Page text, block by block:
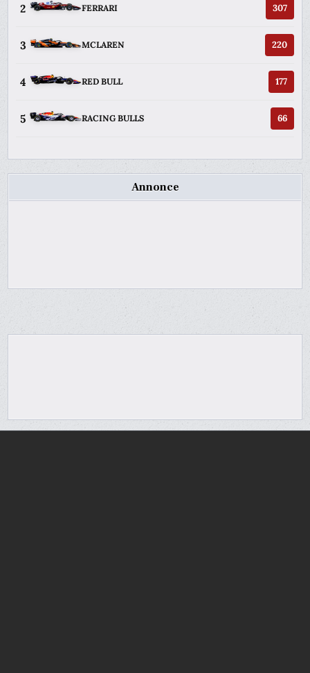
2 FERRARI 307
3 MCLAREN 220
4 RED BULL 177
5 RACING BULLS 66
Annonce